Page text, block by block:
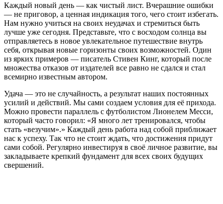
Каждый новый день — как чистый лист. Вчерашние ошибки
— не приговор, а ценная индикация того, чего стоит избегать.
Нам нужно учиться на своих неудачах и стремиться быть
лучше уже сегодня. Представьте, что с восходом солнца вы
отправляетесь в новое увлекательное путешествие внутрь
себя, открывая новые горизонты своих возможностей. Один
из ярких примеров — писатель Стивен Кинг, который после
множества отказов от издателей все равно не сдался и стал
всемирно известным автором.
Удача — это не случайность, а результат наших постоянных
усилий и действий. Мы сами создаем условия для её прихода.
Можно провести параллель с футболистом Лионелем Месси,
который часто говорил: «Я много лет тренировался, чтобы
стать «везучим».» Каждый день работа над собой приближает
нас к успеху. Так что не стоит ждать, что достижения придут
сами собой. Регулярно инвестируя в своё личное развитие, вы
закладываете крепкий фундамент для всех своих будущих
свершений.